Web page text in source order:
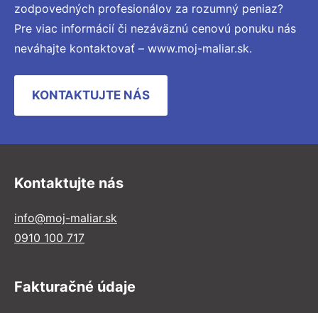
zodpovedných profesionálov za rozumný peniaz?
Pre viac informácií či nezáväznú cenovú ponuku nás
neváhajte kontaktovať – www.moj-maliar.sk.
KONTAKTUJTE NÁS
Kontaktujte nás
info@moj-maliar.sk
0910 100 717
Fakturačné údaje